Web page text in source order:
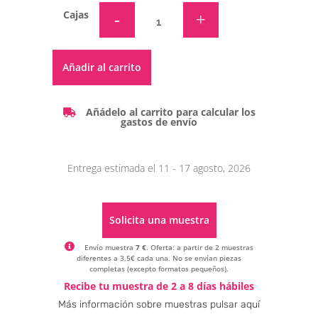
Cajas
Añadir al carrito
Añádelo al carrito para calcular los
gastos de envío
Entrega estimada el 11 - 17 agosto, 2026
Solicita una muestra
Envío muestra 7 €. Oferta: a partir de 2 muestras
diferentes a 3,5€ cada una. No se envían piezas
completas (excepto formatos pequeños).
Alternative:
Recibe tu muestra de 2 a 8 días hábiles
Más información sobre muestras pulsar aquí